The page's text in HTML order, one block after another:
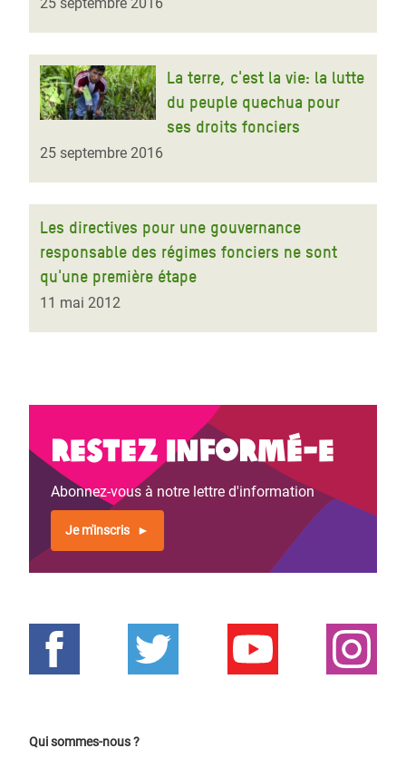
La terre, c'est la vie: la lutte
du peuple quechua pour
ses droits fonciers
25 septembre 2016
Les directives pour une gouvernance
responsable des régimes fonciers ne sont
qu'une première étape
11 mai 2012
Restez informé-e
Abonnez-vous à notre lettre d'information
Je m'inscris
Qui sommes-nous ?